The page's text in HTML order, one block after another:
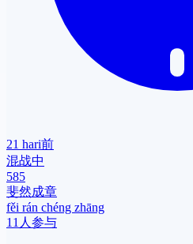
21 hari前
混战中
585
斐然成章
fěi rán chéng zhāng
11人参与